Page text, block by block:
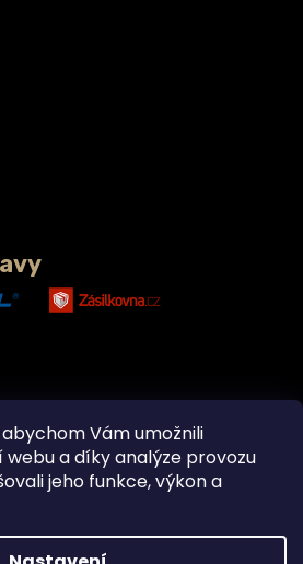
Vám umožnili
a díky analýze provozu
jeho funkce, výkon a